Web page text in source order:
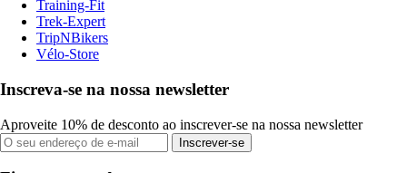
Training-Fit
Trek-Expert
TripNBikers
Vélo-Store
Inscreva-se na nossa newsletter
Aproveite 10% de desconto ao inscrever-se na nossa newsletter
Inscrever-se